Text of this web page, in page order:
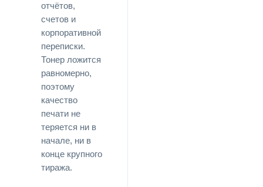
отчётов,
счетов и
корпоративной
переписки.
Тонер ложится
равномерно,
поэтому
качество
печати не
теряется ни в
начале, ни в
конце крупного
тиража.